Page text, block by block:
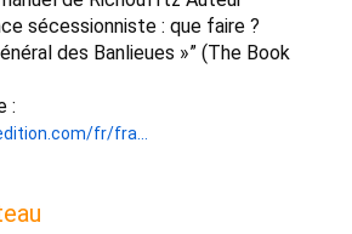
sécessionniste : que faire ?
des Banlieues »” (The Book
fr/fra...